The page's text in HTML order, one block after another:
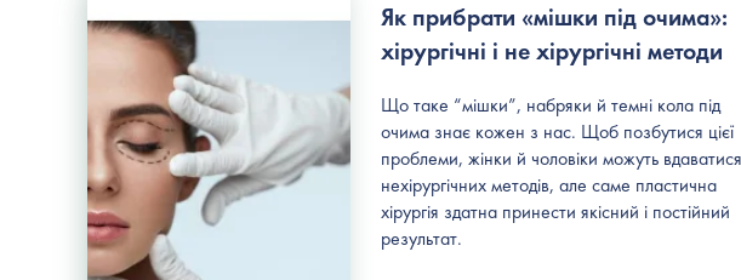
Як прибрати «мішки під очима»:
хірургічні і не хірургічні методи
Що таке “мішки”, набряки й темні кола під
очима знає кожен з нас. Щоб позбутися цієї
проблеми, жінки й чоловіки можуть
нехірургічних методів, але саме пластична
хірургія здатна принести якісний і постійний
результат.